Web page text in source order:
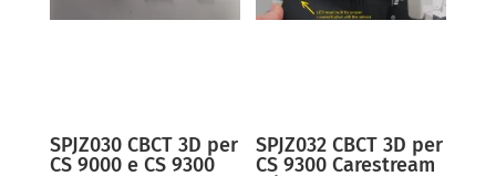
SPJZ030 CBCT 3D per
CS 9000 e CS 9300
SPJZ032 CBCT 3D per
CS 9300 Carestream